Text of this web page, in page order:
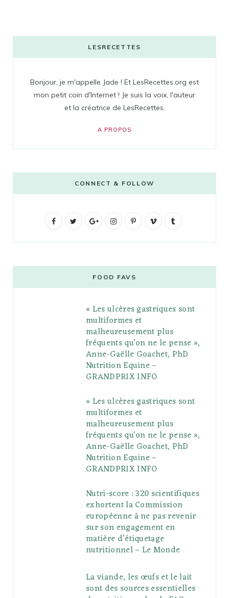
LESRECETTES
Bonjour, je m'appelle Jade ! Et LesRecettes.org est
mon petit coin d'Internet ! Je suis la voix, l'auteur
et la créatrice de LesRecettes.
A PROPOS
CONNECT & FOLLOW
F
b
t
G
g
l
e
P
l
s
I
t
a
g
r
a
m
P
e
r
e
s
V
o
l
r
FOOD FAVS
« Les ulcères gastriques sont
multiformes et
malheureusement plus
fréquents qu’on ne le pense »,
Anne-Gaëlle Goachet, PhD
Nutrition Equine –
GRANDPRIX INFO
« Les ulcères gastriques sont
multiformes et
malheureusement plus
fréquents qu’on ne le pense »,
Anne-Gaëlle Goachet, PhD
Nutrition Equine –
GRANDPRIX INFO
Nutri-score : 320 scientifiques
exhortent la Commission
européenne à ne pas revenir
sur son engagement en
matière d’étiquetage
nutritionnel – Le Monde
La viande, les œufs et le lait
sont des sources essentielles